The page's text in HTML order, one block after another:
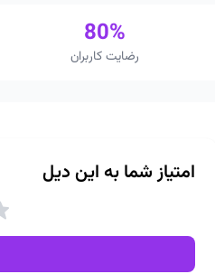
80%
رضایت کاربران
امتیاز شما به این دیل